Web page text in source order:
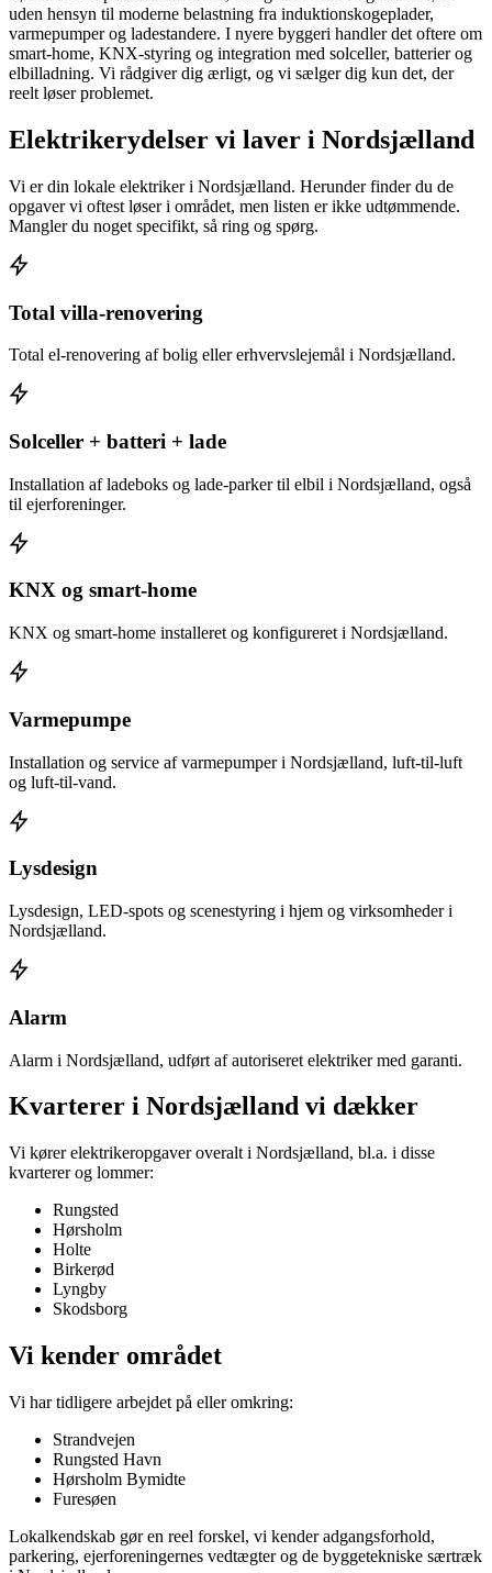
uden hensyn til moderne belastning fra induktionskogeplader,
varmepumper og ladestandere. I nyere byggeri handler det oftere om
smart-home, KNX-styring og integration med solceller, batterier og
elbilladning. Vi rådgiver dig ærligt, og vi sælger dig kun det, der
reelt løser problemet.
Elektrikerydelser vi laver i Nordsjælland
Vi er din lokale elektriker i Nordsjælland. Herunder finder du de
opgaver vi oftest løser i området, men listen er ikke udtømmende.
Mangler du noget specifikt, så ring og spørg.
Total villa-renovering
Total el-renovering af bolig eller erhvervslejemål i Nordsjælland.
Solceller + batteri + lade
Installation af ladeboks og lade-parker til elbil i Nordsjælland, også
til ejerforeninger.
KNX og smart-home
KNX og smart-home installeret og konfigureret i Nordsjælland.
Varmepumpe
Installation og service af varmepumper i Nordsjælland, luft-til-luft
og luft-til-vand.
Lysdesign
Lysdesign, LED-spots og scenestyring i hjem og virksomheder i
Nordsjælland.
Alarm
Alarm i Nordsjælland, udført af autoriseret elektriker med garanti.
Kvarterer i Nordsjælland vi dækker
Vi kører elektrikeropgaver overalt i Nordsjælland, bl.a. i disse
kvarterer og lommer:
Rungsted
Hørsholm
Holte
Birkerød
Lyngby
Skodsborg
Vi kender området
Vi har tidligere arbejdet på eller omkring:
Strandvejen
Rungsted Havn
Hørsholm Bymidte
Furesøen
Lokalkendskab gør en reel forskel, vi kender adgangsforhold,
parkering, ejerforeningernes vedtægter og de byggetekniske særtræk